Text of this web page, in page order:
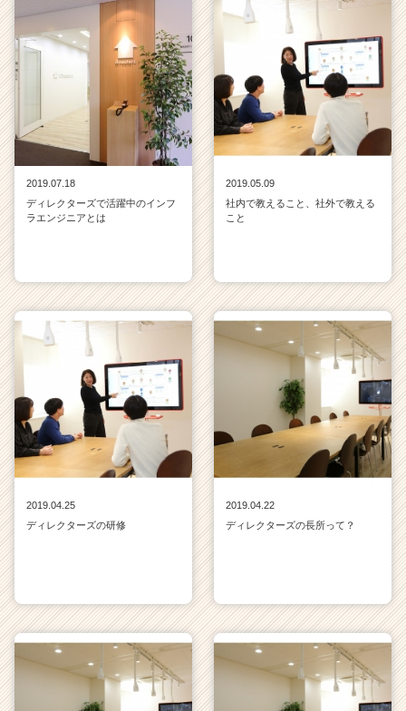
サ
イ
ト
チ
ア
キ
ャ
r
C
a
e
e
r）
2019.07.18
ディレクターズで活躍中のインフ
ラエンジニアとは
2019.05.09
社内で教えること、社外で教える
こと
2019.04.25
ディレクターズの研修
2019.04.22
ディレクターズの長所って？